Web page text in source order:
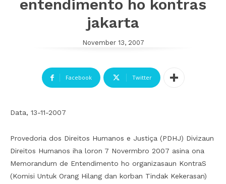
entendimento ho kontras
jakarta
November 13, 2007
Facebook Twitter
Data, 13-11-2007
Provedoria dos Direitos Humanos e Justiça (PDHJ) Divizaun
Direitos Humanos iha loron 7 Novermbro 2007 asina ona
Memorandum de Entendimento ho organizasaun KontraS
(Komisi Untuk Orang Hilang dan korban Tindak Kekerasan)